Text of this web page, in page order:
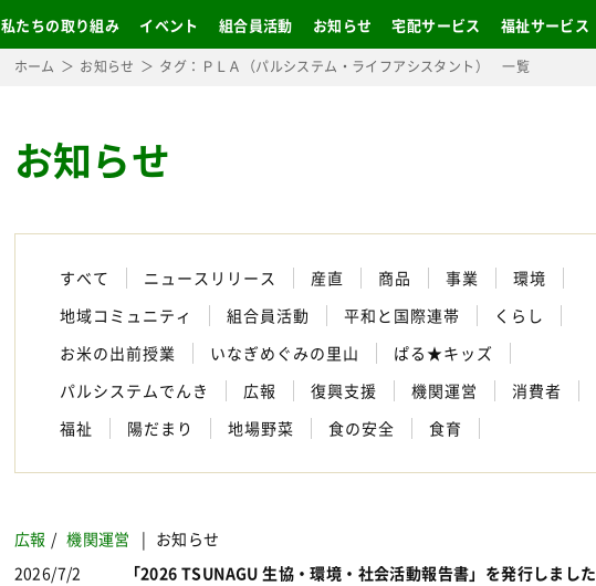
私たちの取り組み イベント 組合員活動 お知らせ 宅配サービス 福祉サービス
ホーム お知らせ タグ：ＰＬＡ（パルシステム・ライフアシスタント） 一覧
お知らせ
すべて ニュースリリース 産直 商品 事業
環境
地域コミュニティ
組合員活動 平和と国際連帯
くらし
お米の出前授業
いなぎめぐみの里山
ぱる★キッズ
パルシステムでんき
広報 復興支援 機関運営
消費者
福祉
陽だまり 地場野菜 食の安全 食育
広報 機関運営
お知らせ
2026/7/2
「2026 TSUNAGU 生協・環境・社会活動報告書」を発行しました